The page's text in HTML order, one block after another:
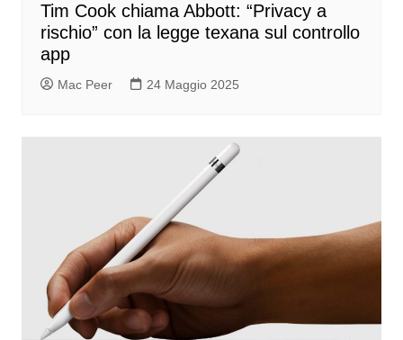
Tim Cook chiama Abbott: “Privacy a
rischio” con la legge texana sul controllo
app
Mac Peer 24 Maggio 2025